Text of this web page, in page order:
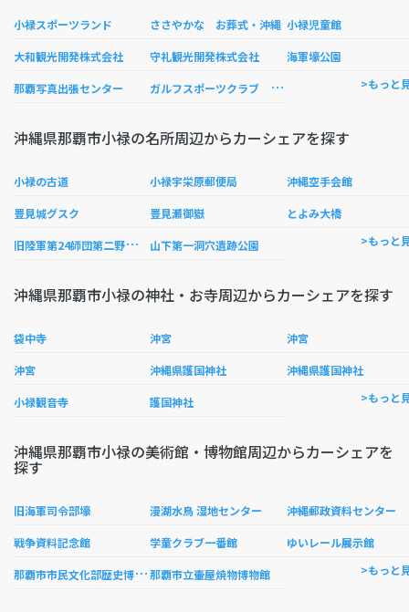
小禄スポーツランド ささやかな お葬式・沖縄 小禄児童館
大和観光開発株式会社 守礼観光開発株式会社 海軍壕公園
那覇写真出張センター ガ
ルフスポーツクラブ 豊見城 >もっと
沖縄県那覇市小禄の名所周辺からカーシェアを探す
小禄の古道 小禄宇栄原郵便局 沖縄空手会館
豊見城グスク 豊見瀬御嶽 とよみ大橋
旧
陸軍第24師団第二野戦病院患者合祀碑 山下第一洞穴遺跡公園 >もっと
沖縄県那覇市小禄の神社・お寺周辺からカーシェアを探す
袋中寺 沖宮 沖宮
沖宮 沖縄県護国神社 沖縄県護国神社
小禄観音寺 護国神社 >もっと
沖縄県那覇市小禄の美術館・博物館周辺からカーシェアを
探す
旧海軍司令部壕 漫湖水鳥 湿地センター 沖縄郵政資料センター
戦争資料記念館 学童クラブ一番館 ゆいレール展示館
那
覇市市民文化部歴史博物館那覇市立壷屋焼物博物館 >もっと